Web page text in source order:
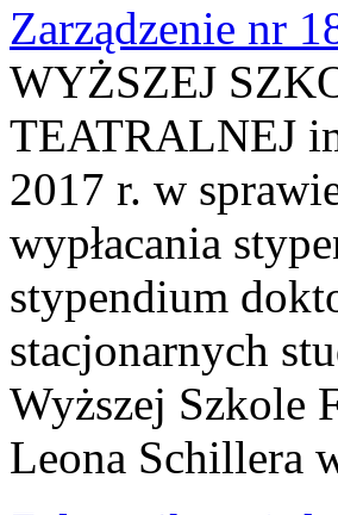
Zarządzenie nr
WYŻSZEJ
TEATRALNEJ
2017 r. w
wypłacania
stypendium
stacjonarnych
Wyższej Szkole
Leona Schillera